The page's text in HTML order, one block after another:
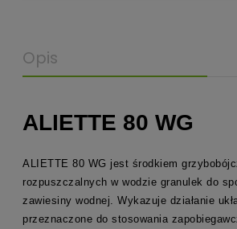
Opis
ALIETTE 80 WG
ALIETTE 80 WG jest środkiem
rozpuszczalnych w wodzie granulek do
zawiesiny wodnej. Wykazuje działanie
przeznaczone do stosowania